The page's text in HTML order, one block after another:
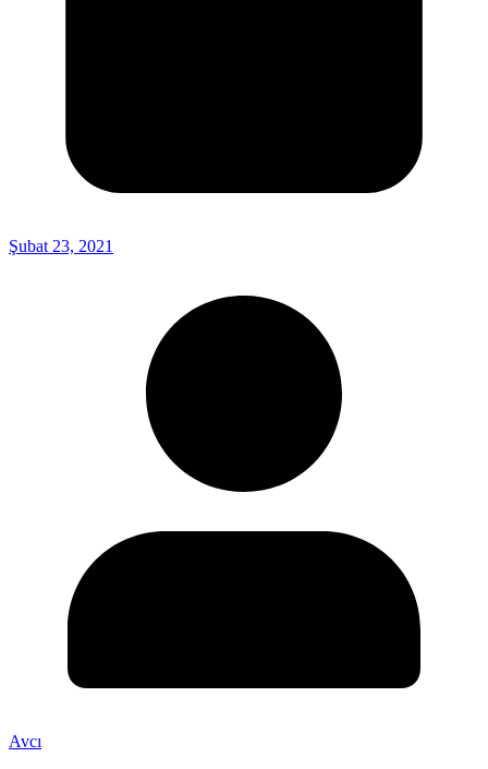
Şubat 23, 2021
Avcı